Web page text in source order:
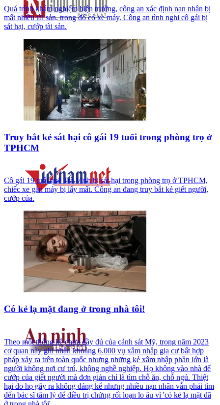
Quá trình khám nghiệm hiện trường, công an xác định nạn nhân bị
mất nhiều tài sản, trong đó có xe máy. Công an tình nghi cô gái bị
sát hại, cướp tài sản.
Truy bắt kẻ sát hại cô gái 19 tuổi trong phòng trọ ở
TPHCM
Cô gái 19 tuổi quê Trà Vinh bị sát hại trong phòng trọ ở TPHCM,
chiếc xe gắn máy bị lấy mất. Công an đang truy bắt kẻ giết người,
cướp của.
Có kẻ lạ mặt đang ở trong nhà tôi!
Theo một thống kê chưa đầy đủ của cảnh sát Mỹ, trong năm 2023
cơ quan này ghi nhận khoảng 6.000 vụ xâm nhập gia cư bất hợp
pháp xảy ra trên toàn quốc nhưng những kẻ xâm nhập phần lớn là
người không nơi cư trú, không nghề nghiệp. Họ không vào nhà để
cướp của giết người mà đơn giản chỉ là tìm chỗ ăn, chỗ ngủ. Thiệt
hại do họ gây ra không đáng kể nhưng nhiều nạn nhân vẫn phải tìm
đến bác sĩ tâm lý để điều trị chứng rối loạn lo âu vì 'có kẻ lạ mặt đã